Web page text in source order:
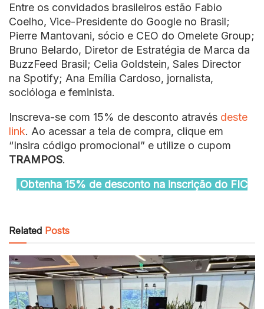
Entre os convidados brasileiros estão Fabio
Coelho, Vice-Presidente do Google no Brasil;
Pierre Mantovani, sócio e CEO do Omelete Group;
Bruno Belardo, Diretor de Estratégia de Marca da
BuzzFeed Brasil; Celia Goldstein, Sales Director
na Spotify; Ana Emília Cardoso, jornalista,
socióloga e feminista.
Inscreva-se com 15% de desconto através deste
link. Ao acessar a tela de compra, clique em
“Insira código promocional” e utilize o cupom
TRAMPOS.
Obtenha 15% de desconto na inscrição do FIC
Related Posts